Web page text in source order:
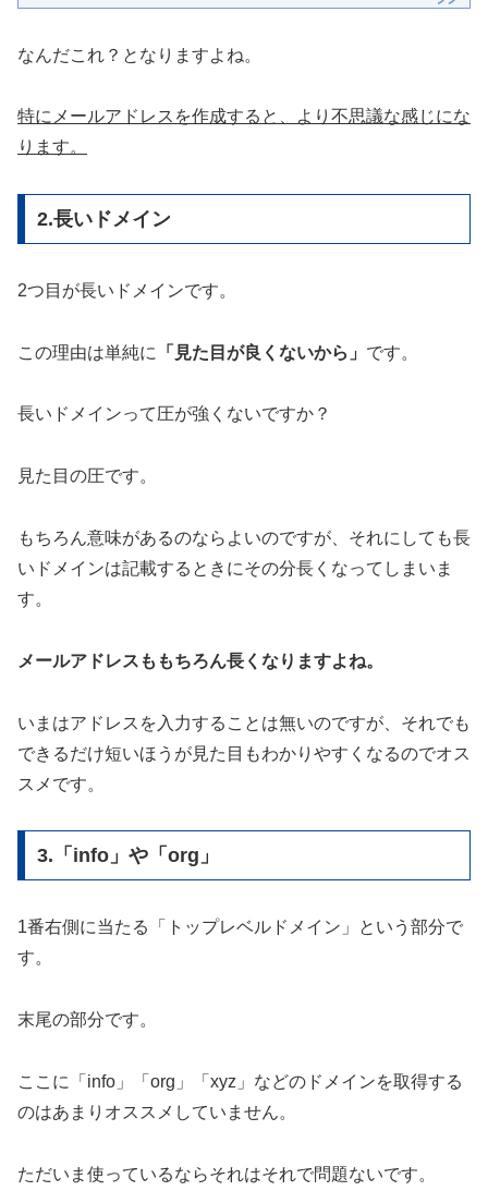
なんだこれ？となりますよね。
特にメールアドレスを作成すると、より不思議な感じにな
ります。
2.長いドメイン
2つ目が長いドメインです。
この理由は単純に 「見た目が良くないから」 です。
長いドメインって圧が強くないですか？
見た目の圧です。
もちろん意味があるのならよいのですが、それにしても長
いドメインは記載するときにその分長くなってしまいま
す。
メールアドレスももちろん長くなりますよね。
いまはアドレスを入力することは無いのですが、それでも
できるだけ短いほうが見た目もわかりやすくなるのでオス
スメです。
3.「info」や「org」
1番右側に当たる「トップレベルドメイン」という部分で
す。
末尾の部分です。
ここに「info」「org」「xyz」などのドメインを取得する
のはあまりオススメしていません。
ただいま使っているならそれはそれで問題ないです。